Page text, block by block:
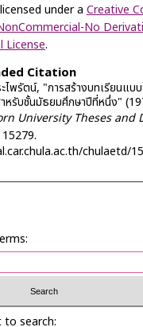
under a Creative
No
License.
Citation
ไพรัตน์, "การสร้างบทเรียนแบ
หรับชั้นมัธยมศึกษาปีที่หนึ่ง"
University Theses and
15279.
chulaetd/
search: